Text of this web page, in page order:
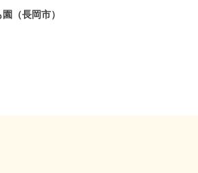
（長岡市）